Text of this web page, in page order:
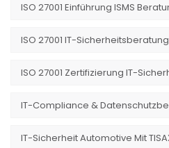
ISO 27001 Einführung ISMS
ISO 27001 IT-
ISO 27001 Zertifizierung IT-
IT-Compliance &
IT-Sicherheit Automotive Mit